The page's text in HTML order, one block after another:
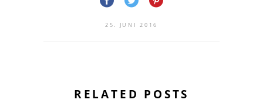
25. JUNI 2016
RELATED POSTS